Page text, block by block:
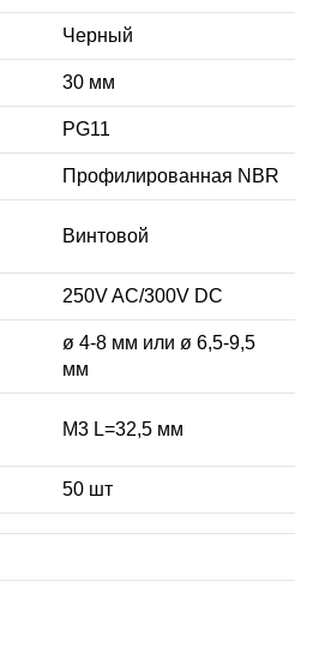
Черный
30 мм
PG11
Профилированная NBR
Винтовой
250V AC/300V DC
ø 4-8 мм или ø 6,5-9,5
мм
М3 L=32,5 мм
50 шт